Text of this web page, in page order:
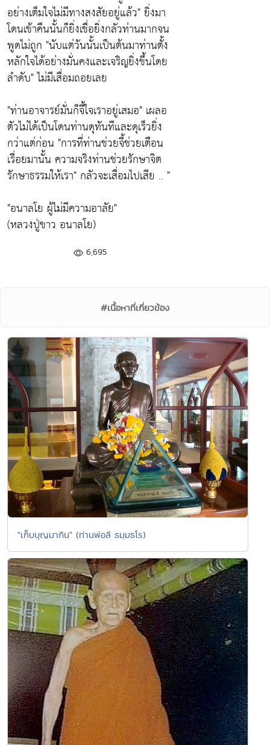
อย่างเต็มใจไม่มีทางสงสัยอยู่แล้ว" ยิ่งมา
โดนเข้าคืนนั้นก็ยิ่งเชื่อยิ่งกลัวท่านมากจน
พูดไม่ถูก "นับแต่วันนั้นเป็นต้นมาท่านตั้ง
หลักใจได้อย่างมั่นคงและเจริญยิ่งขึ้นโดย
ลำดับ"ไม่มีเสื่อมถอยเลย
"ท่านอาจารย์มั่นก็จี้ใจเราอยู่เสมอ" เผลอ
ตัวไม่ได้เป็นโดนท่านดุทันทีและดุเร็วยิ่ง
กว่าแต่ก่อน "การที่ท่านช่วยจี้ช่วยเตือน
เรื่อยมานั้น ความจริงท่านช่วยรักษาจิต
รักษาธรรมให้เรา" กลัวจะเสื่อมไปเสีย .. "
"อนาลโย ผู้ไม่มีความอาลัย"
(หลวงปู่ขาว อนาลโย)
6,695
#เนื้อหาที่เกี่ยวข้อง
"เก็บบุญมากิน" (ท่านพ่อลี ธมฺมธโร)